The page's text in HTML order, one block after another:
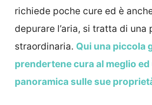
richiede poche cure ed è
depurare l’aria, si tratta di una
straordinaria. Qui una piccola
prendertene cura al meglio ed
panoramica sulle sue